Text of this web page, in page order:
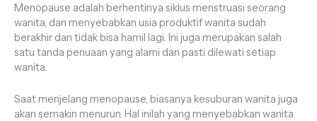
Menopause adalah berhentinya siklus menstruasi seorang
wanita, dan menyebabkan usia produktif wanita sudah
berakhir dan tidak bisa hamil lagi. Ini juga merupakan salah
satu tanda penuaan yang alami dan pasti dilewati setiap
wanita.
Saat menjelang menopause, biasanya kesuburan wanita juga
akan semakin menurun. Hal inilah yang menyebabkan wanita